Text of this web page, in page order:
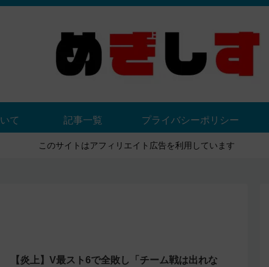
て 記事一覧 プライバシーポリシー
このサイトはアフィリエイト広告を利用しています
【炎上】V最スト6で全敗し「チーム戦は出れな